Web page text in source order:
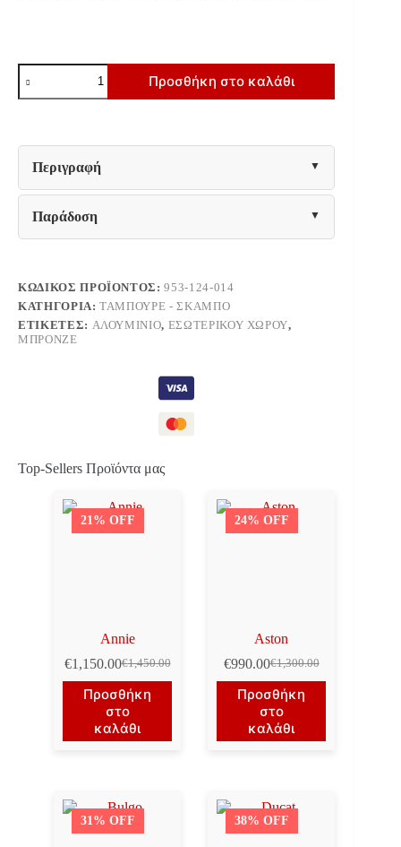
ΣΚΑΜΠΟ
ΑΛΟΥΜΙΝΙΟΥ
Fylliana
ΧΡΩΜΑ
38x46εκ
ποσότητα
Προσθήκη στο καλάθι
Περιγραφή
Παράδοση
ΚΩΔΙΚΌΣ ΠΡΟΪΌΝΤΟΣ:953-124-014
ΚΑΤΗΓΟΡΊΑ:ΤΑΜΠΟΥΡΈ - ΣΚΑΜΠΌ
ΕΤΙΚΈΤΕΣ: ΑΛΟΥΜΊΝΙΟ, ΕΣΩΤΕΡΙΚΟΎ ΧΏΡΟΥ,
ΜΠΡΟΝΖΈ
Top-Sellers Προϊόντα μας
21% OFF
Annie
€1,450.00
Original
price
was:
€1,450.00.
€1,150.00Η
τρέχουσα
τιμή
είναι:
€1,150.00.
Προσθήκη
στο
καλάθι
24% OFF
Aston
€1,300.00
Original
price
was:
€1,300.00.
€990.00Η
τρέχουσα
τιμή
είναι:
€990.00.
Προσθήκη
στο
καλάθι
31% OFF 38% OFF